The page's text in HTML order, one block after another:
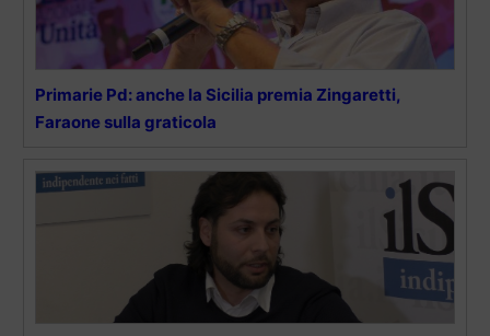
Primarie Pd: anche la Sicilia premia Zingaretti,
Faraone sulla graticola